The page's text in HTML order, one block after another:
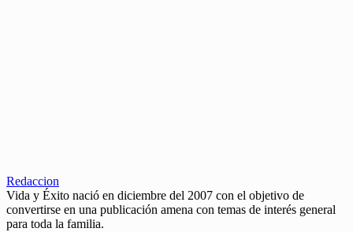
Redaccion
Vida y Éxito nació en diciembre del 2007 con el objetivo de
convertirse en una publicación amena con temas de interés general
para toda la familia.